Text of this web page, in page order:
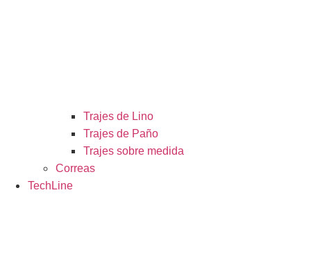
Trajes de Lino
Trajes de Paño
Trajes sobre medida
Correas
TechLine